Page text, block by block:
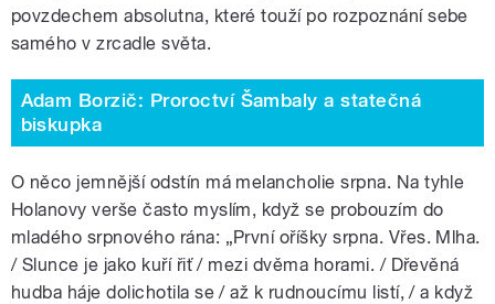
povzdechem absolutna, které touží po rozpoznání sebe
samého v zrcadle světa.
Adam Borzič: Proroctví Šambaly a statečná
biskupka
O něco jemnější odstín má melancholie srpna. Na tyhle
Holanovy verše často myslím, když se probouzím do
mladého srpnového rána: „První oříšky srpna. Vřes. Mlha.
/ Slunce je jako kuří řiť / mezi dvěma horami. / Dřevěná
hudba háje dolichotila se / až k rudnoucímu listí, / a když